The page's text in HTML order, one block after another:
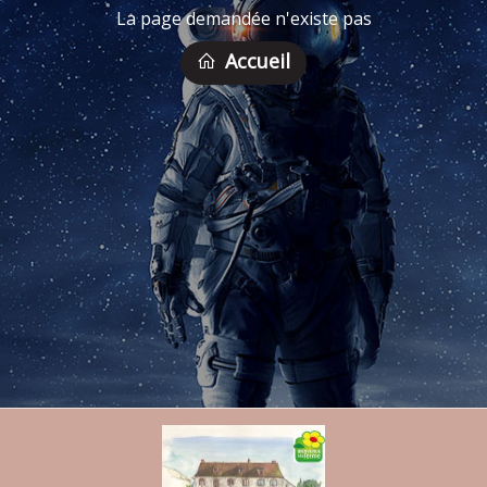
La page demandée n'existe pas
Accueil